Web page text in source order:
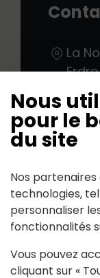
Nous
pour le
du site
Nos
technologies,
personnaliser
fonctionnalités
Vous pouvez
cliquant sur «
La
Erdre